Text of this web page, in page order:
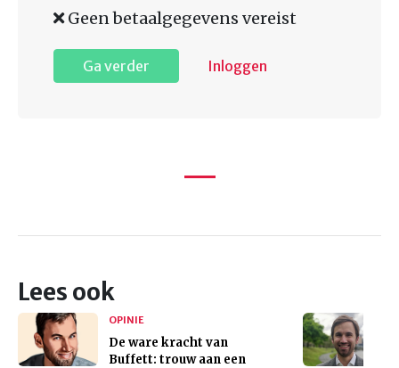
Geen betaalgegevens vereist
Ga verder Inloggen
Lees ook
OPINIE
De ware kracht van
Buffett: trouw aan een